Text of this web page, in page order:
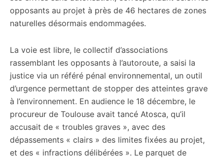
opposants au projet à près de 46 hectares de zones
naturelles désormais endommagées.
La voie est libre, le collectif d’associations
rassemblant les opposants à l’autoroute, a saisi la
justice via un référé pénal environnemental, un outil
d’urgence permettant de stopper des atteintes grave
à l’environnement. En audience le 18 décembre, le
procureur de Toulouse avait tancé Atosca, qu’il
accusait de « troubles graves », avec des
dépassements « clairs » des limites fixées au projet,
et des « infractions délibérées ». Le parquet de